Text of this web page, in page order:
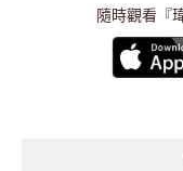
隨時觀看『